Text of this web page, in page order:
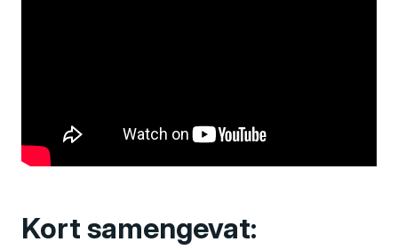
Kort samengevat: